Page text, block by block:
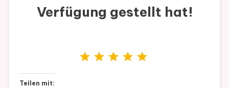
Verfügung gestellt hat!
Teilen mit: